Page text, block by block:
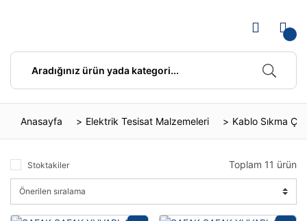
Anasayfa Elektrik Tesisat Malzemeleri Kablo Sıkma
Stoktakiler Toplam 11 ürün